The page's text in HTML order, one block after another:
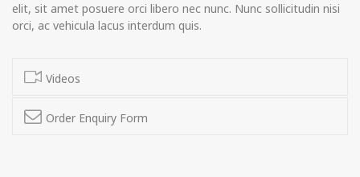
elit, sit amet posuere orci libero nec nunc. Nunc sollicitudin nisi
orci, ac vehicula lacus interdum quis.
Videos
Order Enquiry Form